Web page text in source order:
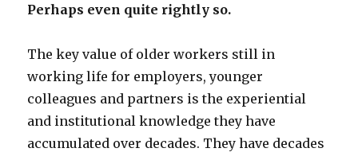
Perhaps even quite rightly so.
The key value of older workers still in
working life for employers, younger
colleagues and partners is the experiential
and institutional knowledge they have
accumulated over decades. They have decades